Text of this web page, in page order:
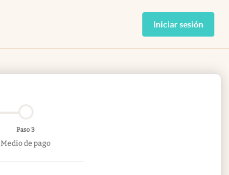
Iniciar sesión
Paso 3
Medio de pago